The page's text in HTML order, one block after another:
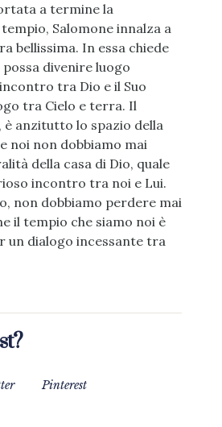
a termine la
Salomone innalza a
bellissima. In essa chiede
divenire luogo
tra Dio e il Suo
tra Cielo e terra. Il
è anzitutto lo spazio della
noi non dobbiamo mai
della casa di Dio, quale
incontro tra noi e Lui.
non dobbiamo perdere mai
il tempio che siamo noi è
un dialogo incessante tra
Pinterest